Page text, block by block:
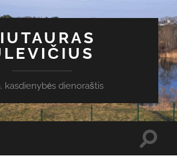
kasdienybės dienoraštis